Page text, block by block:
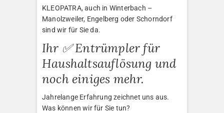
KLEOPATRA, auch in Winterbach –
Manolzweiler, Engelberg oder Schorndorf
sind wir für Sie da.
Ihr ✅ Entrümpler für
Haushaltsauflösung und
noch einiges mehr.
Jahrelange Erfahrung zeichnet uns aus.
Was können wir für Sie tun?